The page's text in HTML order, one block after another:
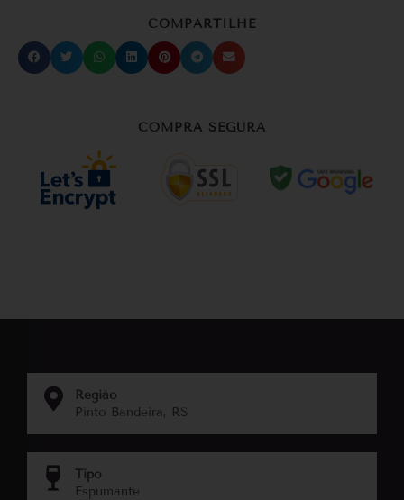
COMPARTILHE
COMPRA SEGURA
Região
Pinto Bandeira, RS
Tipo
Espumante